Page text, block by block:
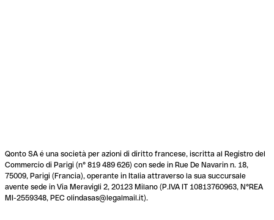
Qonto SA é una società per azioni di diritto francese, iscritta al Registro del
Commercio di Parigi (n° 819 489 626) con sede in Rue De Navarin n. 18,
75009, Parigi (Francia), operante in Italia attraverso la sua succursale
avente sede in Via Meravigli 2, 20123 Milano (P.IVA IT 10813760963, N°REA
MI-2559348, PEC olindasas@legalmail.it).